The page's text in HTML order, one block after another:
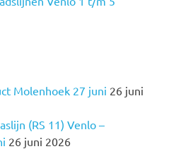
Molenhoek 27 juni 26 juni
(RS 11) Venlo –
26 juni 2026